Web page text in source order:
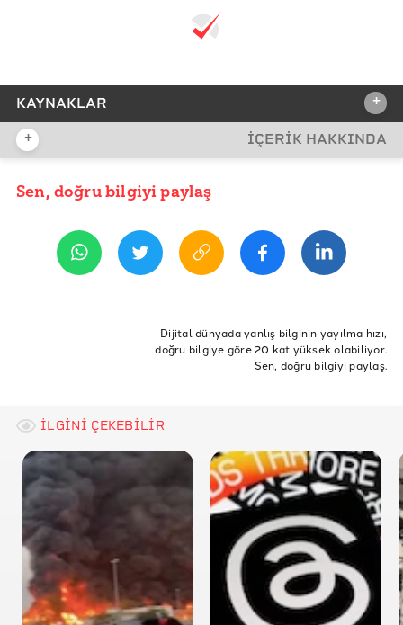
KAYNAKLAR +
REFERANSLAR
RTÜK - Kararlar
Doğruluk Payı - Türkiye’de Gazeteci Olmak
RTÜK - Kamu Spotları
+ İÇERİK HAKKINDA
YAYIN TARİHİ
RTÜK Cezaları
Halk TV Rtük
Rtük LGBTİ Kamu Spotu
Sen, doğru bilgiyi paylaş
Dijital dünyada yanlış bilginin yayılma hızı,
doğru bilgiye göre 20 kat yüksek olabiliyor.
Sen, doğru bilgiyi paylaş.
İLGİNİ ÇEKEBİLİR